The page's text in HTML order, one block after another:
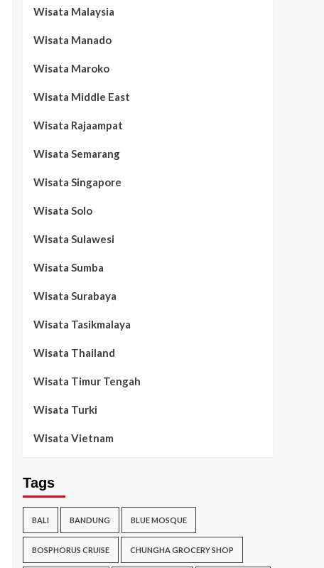
Wisata Malaysia
Wisata Manado
Wisata Maroko
Wisata Middle East
Wisata Rajaampat
Wisata Semarang
Wisata Singapore
Wisata Solo
Wisata Sulawesi
Wisata Sumba
Wisata Surabaya
Wisata Tasikmalaya
Wisata Thailand
Wisata Timur Tengah
Wisata Turki
Wisata Vietnam
Tags
BALI BANDUNG BLUE MOSQUE
BOSPHORUS CRUISE CHUNGHA GROCERY SHOP